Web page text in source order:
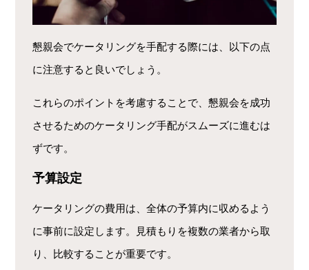
懇親会でケータリングを手配する際には、以下の点
に注意すると良いでしょう。
これらのポイントを考慮することで、懇親会を成功
させるためのケータリング手配がスムーズに進むは
ずです。
予算設定
ケータリングの費用は、全体の予算内に収めるよう
に事前に設定します。見積もりを複数の業者から取
り、比較することが重要です。